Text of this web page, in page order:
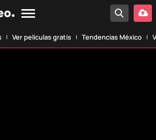
Ver películas gratis Tendencias México